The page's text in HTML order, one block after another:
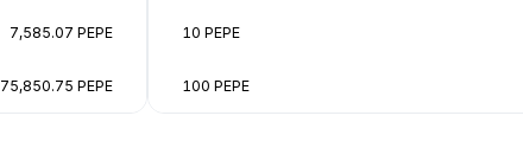
7,585.07 PEPE
75,850.75 PEPE
10 PEPE
100 PEPE